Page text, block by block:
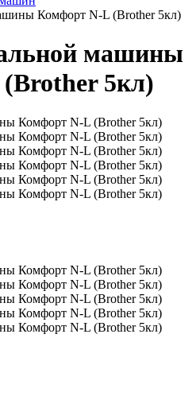
Комфорт N-L (Brother 5кл)
машины
5кл)